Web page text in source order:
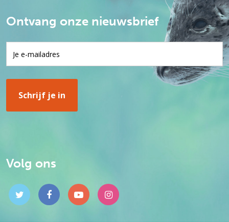
Ontvang onze nieuwsbrief
Volg ons